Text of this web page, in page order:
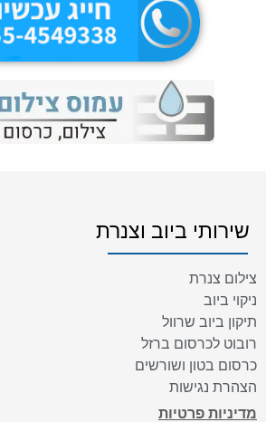
שירותי ביוב וצנרת
צילום צנרת
ניקוי ביוב
תיקון ביוב שרוול
רובוט לכרסום ברזל
כרסום בטון ושורשים
הצהרת נגישות
מדיניות פרטיות